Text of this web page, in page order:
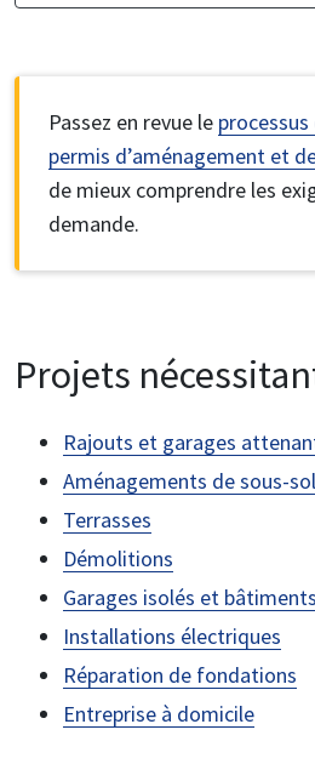
Passez en revue le processus
permis d’aménagement et
de mieux comprendre les
demande.
Projets
Rajouts et garages
Aménagements de sous-
Terrasses
Démolitions
Garages isolés et
Installations électriques
Réparation de fondations
Entreprise à domicile